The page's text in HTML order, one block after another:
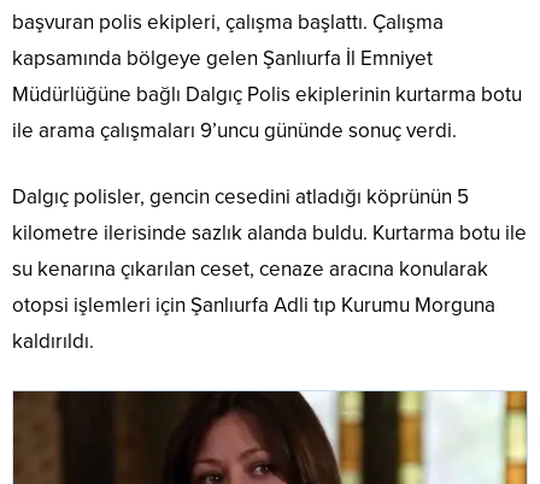
başvuran polis ekipleri, çalışma başlattı. Çalışma
kapsamında bölgeye gelen Şanlıurfa İl Emniyet
Müdürlüğüne bağlı Dalgıç Polis ekiplerinin kurtarma botu
ile arama çalışmaları 9’uncu gününde sonuç verdi.
Dalgıç polisler, gencin cesedini atladığı köprünün 5
kilometre ilerisinde sazlık alanda buldu. Kurtarma botu ile
su kenarına çıkarılan ceset, cenaze aracına konularak
otopsi işlemleri için Şanlıurfa Adli tıp Kurumu Morguna
kaldırıldı.